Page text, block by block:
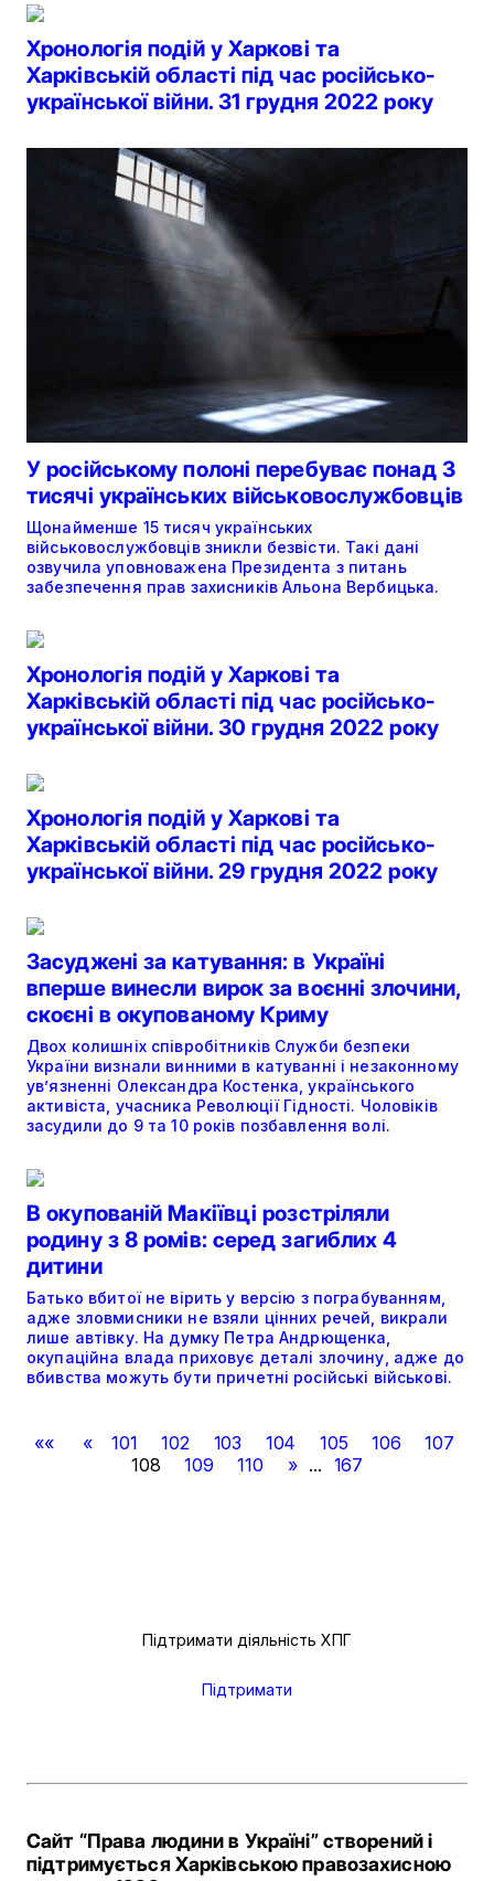
Хронологія подій у Харкові та
Харківській області під час російсько-
української війни. 31 грудня 2022 року
У російському полоні перебуває понад 3
тисячі українських військовослужбовців
Щонайменше 15 тисяч українських
військовослужбовців зникли безвісти. Такі дані
озвучила уповноважена Президента з питань
забезпечення прав захисників Альона Вербицька.
Хронологія подій у Харкові та
Харківській області під час російсько-
української війни. 30 грудня 2022 року
Хронологія подій у Харкові та
Харківській області під час російсько-
української війни. 29 грудня 2022 року
Засуджені за катування: в Україні
вперше винесли вирок за воєнні злочини,
скоєні в окупованому Криму
Двох колишніх співробітників Служби безпеки
України визнали винними в катуванні і незаконному
ув’язненні Олександра Костенка, українського
активіста, учасника Революції Гідності. Чоловіків
засудили до 9 та 10 років позбавлення волі.
В окупованій Макіївці розстріляли
родину з 8 ромів: серед загиблих 4
дитини
Батько вбитої не вірить у версію з пограбуванням,
адже зловмисники не взяли цінних речей, викрали
лише автівку. На думку Петра Андрющенка,
окупаційна влада приховує деталі злочину, адже до
вбивства можуть бути причетні російські військові.
«« « 101 102 103 104 105 106
107
108
109 110 » ... 167
Підтримати діяльність ХПГ
Підтримати
Сайт “Права людини в Україні” створений і
підтримується Харківською правозахисною